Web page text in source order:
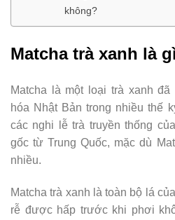
không?
Matcha trà xanh là
Matcha là một loại trà xanh
hóa Nhật Bản trong nhiều thế
các nghi lễ trà truyền thống
gốc từ Trung Quốc, mặc dù
nhiều.
Matcha trà xanh là toàn bộ lá
rễ được hấp trước khi phơi